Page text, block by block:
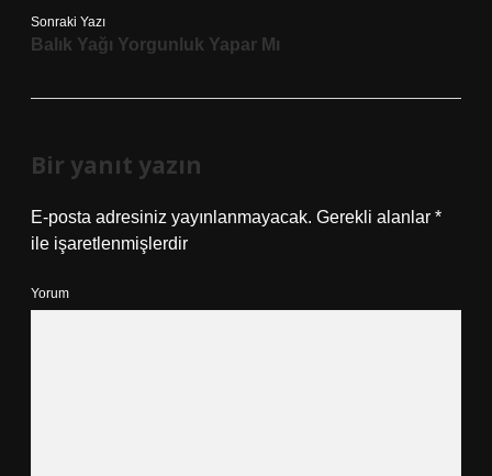
Sonraki Yazı
Balık Yağı Yorgunluk Yapar Mı
Bir yanıt yazın
E-posta adresiniz yayınlanmayacak. Gerekli alanlar *
ile işaretlenmişlerdir
Yorum